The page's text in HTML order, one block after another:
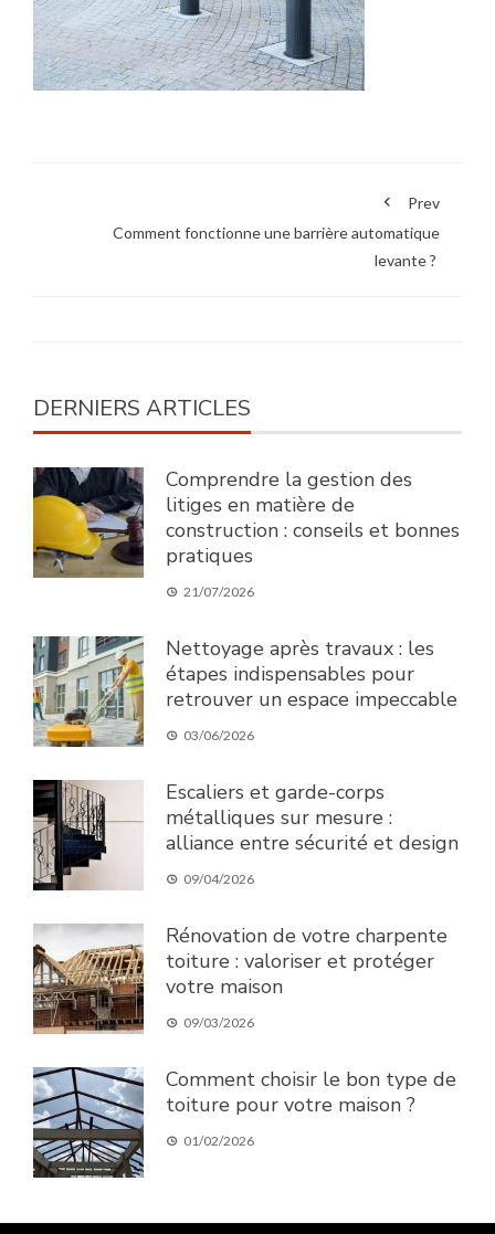
Prev
Comment fonctionne une barrière automatique
levante ?
DERNIERS ARTICLES
Comprendre la gestion des
litiges en matière de
construction : conseils et bonnes
pratiques
21/07/2026
Nettoyage après travaux : les
étapes indispensables pour
retrouver un espace impeccable
03/06/2026
Escaliers et garde-corps
métalliques sur mesure :
alliance entre sécurité et design
09/04/2026
Rénovation de votre charpente
toiture : valoriser et protéger
votre maison
09/03/2026
Comment choisir le bon type de
toiture pour votre maison ?
01/02/2026